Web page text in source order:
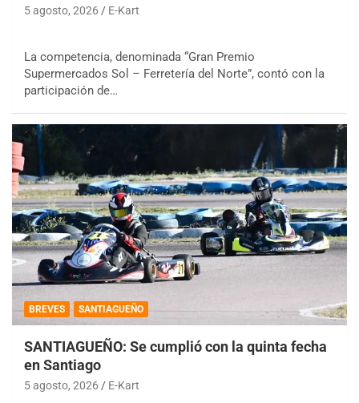
5 agosto, 2026 E-Kart
La competencia, denominada “Gran Premio
Supermercados Sol – Ferretería del Norte”, contó con la
participación de…
BREVES SANTIAGUEÑO
SANTIAGUEÑO: Se cumplió con la quinta fecha
en Santiago
5 agosto, 2026 E-Kart